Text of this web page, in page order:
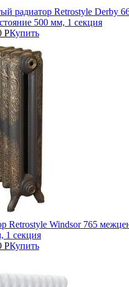
радиатор Retrostyle Derby
500 мм, 1 секция
РКупить
Retrostyle Windsor 765
1 секция
РКупить